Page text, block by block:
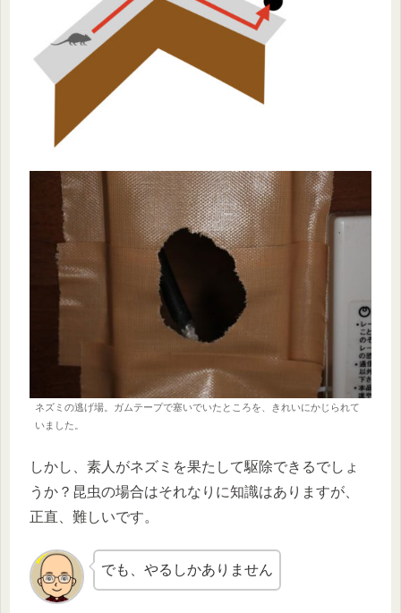
ネズミの逃げ場。ガムテープで塞いでいたところを、きれいにかじられて
いました。
しかし、素人がネズミを果たして駆除できるでしょ
うか？昆虫の場合はそれなりに知識はありますが、
正直、難しいです。
でも、やるしかありません